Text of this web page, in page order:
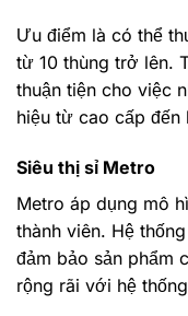
Ưu điểm là có thể
từ 10 thùng trở lên.
thuận tiện cho việc
hiệu từ cao cấp đến
Siêu thị sỉ Metro
Metro áp dụng mô
thành viên. Hệ
đảm bảo sản phẩm
rộng rãi với hệ